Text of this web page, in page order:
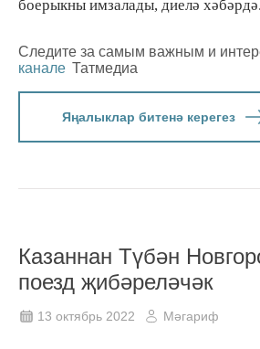
боерыкны имзалады, диелә хәбәрдә.
Следите за самым важным и
канале Татмедиа
Яңалыклар битенә керегез
Казаннан Түбән
поезд җибәреләчәк
13 октябрь 2022 Мәгариф